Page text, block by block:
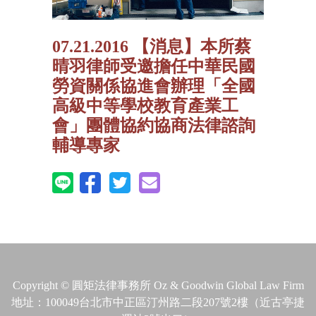
07.21.2016 【消息】本所蔡
晴羽律師受邀擔任中華民國
勞資關係協進會辦理「全國
高級中等學校教育產業工
會」團體協約協商法律諮詢
輔導專家
Copyright © 圓矩法律事務所 Oz & Goodwin Global Law Firm
地址：100049台北市中正區汀州路二段207號2樓（近古亭捷